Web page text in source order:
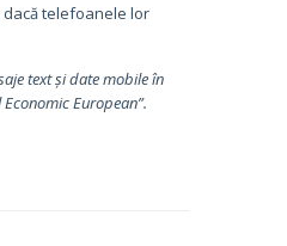
telefoanele lor
text și date mobile în
European”.